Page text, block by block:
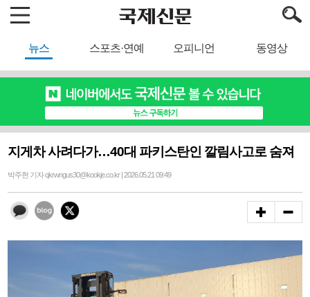
뉴스 스포츠·연예 오피니언 동영상
지게차 사려다가…40대 파키스탄인 깔림사고로 숨져
박주현 기자 qkrwngus30@kookje.co.kr | 2026.05.21 09:49